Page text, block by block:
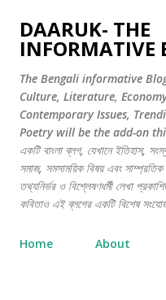
DAARUK- THE
INFORMATIVE
The Bengali informative
Culture, Literature,
Contemporary Issues,
Poetry will be the add-on
একটি বাংলা ব্লগ, যেখানে ইতিহাস,
সমাজ, সমসাময়িক বিষয় এবং সাম্প্রতিক
তথ্যনির্ভর ও বিশ্লেষণধর্মী লেখা
কবিতাও এই ব্লগের একটি বিশেষ
Home About